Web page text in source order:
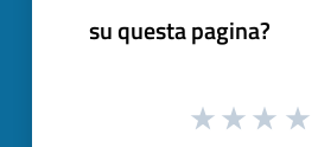
su questa pagina?